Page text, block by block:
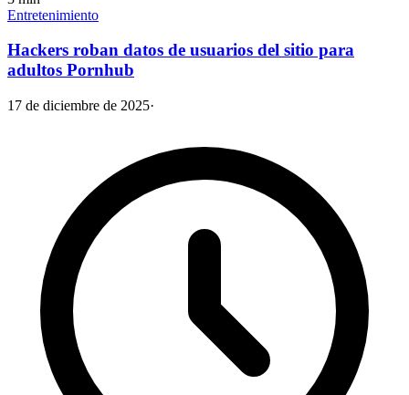
Entretenimiento
Hackers roban datos de usuarios del sitio para
adultos Pornhub
17 de diciembre de 2025·